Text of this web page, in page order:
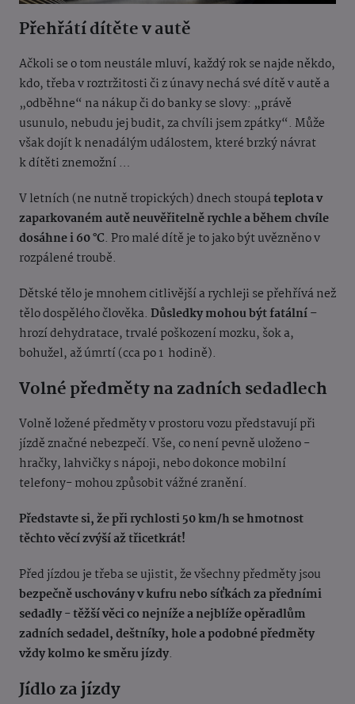
Přehřátí dítěte v autě
Ačkoli se o tom neustále mluví, každý rok se najde někdo,
kdo, třeba v roztržitosti či z únavy nechá své dítě v autě a
„odběhne“ na nákup či do banky se slovy: „právě
usunulo, nebudu jej budit, za chvíli jsem zpátky“. Může
však dojít k nenadálým událostem, které brzký návrat
k dítěti znemožní …
V letních (ne nutně tropických) dnech stoupáteplota v
zaparkovaném autě neuvěřitelně rychle a během chvíle
dosáhne i 60 °C. Pro malé dítě je to jako být uvězněno v
rozpálené troubě.
Dětské tělo je mnohem citlivější a rychleji se přehřívá než
tělo dospělého člověka. Důsledky mohou být fatální–
hrozí dehydratace, trvalé poškození mozku, šok a,
bohužel, až úmrtí (cca po 1 hodině).
Volné předměty na zadních sedadlech
Volně ložené předměty v prostoru vozu představují při
jízdě značné nebezpečí. Vše, co není pevně uloženo -
hračky, lahvičky s nápoji, nebo dokonce mobilní
telefony- mohou způsobit vážné zranění.
Představte si, že při rychlosti 50 km/h se hmotnost
těchto věcí zvýší až třicetkrát!
Před jízdou je třeba se ujistit, že všechny předměty jsou
bezpečně uschovány v kufru nebo síťkách za předními
sedadly-těžší věci co nejníže a nejblíže opěradlům
zadních sedadel, deštníky, hole a podobné předměty
vždy kolmo ke směru jízdy.
Jídlo za jízdy